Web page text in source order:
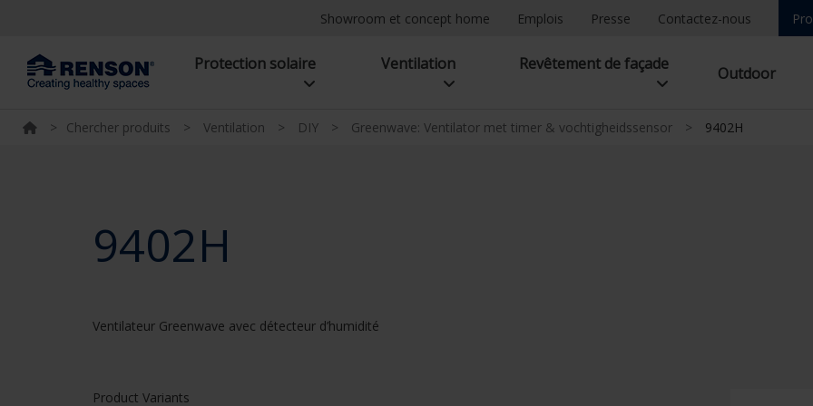
Showroom et concept home Emplois Presse Contactez-nous
Protection solaire Ventilation Revêtement de façade Outdoor
> Chercher produits > Ventilation > DIY > Greenwave: Ventilator met timer & vochtigheidssensor > 9402H
9402H
Ventilateur Greenwave avec détecteur d’humidité
Product Variants